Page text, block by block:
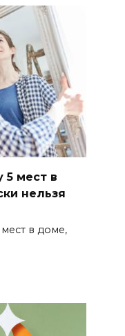
5 мест в
нельзя
в доме,